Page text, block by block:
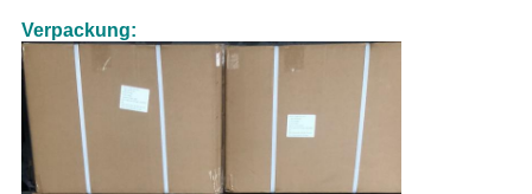
Verpackung: